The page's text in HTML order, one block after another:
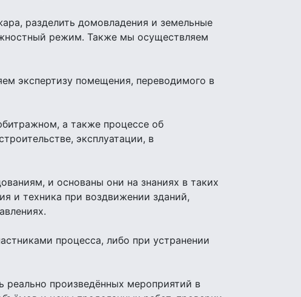
разделить домовладения и земельные
режим. Также мы осуществляем
экспертизу помещения, переводимого в
а также процессе об
эксплуатации, в
и основаны они на знаниях в таких
и техника при воздвижении зданий,
процесса, либо при устранении
реально произведённых мероприятий в